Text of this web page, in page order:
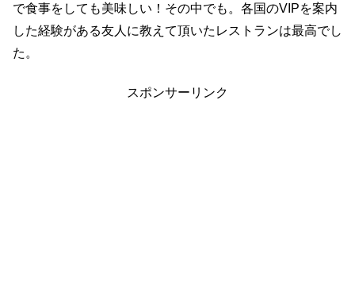
で食事をしても美味しい！その中でも。各国のVIPを案内
した経験がある友人に教えて頂いたレストランは最高でし
た。
スポンサーリンク